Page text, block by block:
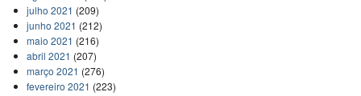
julho 2021 (209)
junho 2021 (212)
maio 2021 (216)
abril 2021 (207)
março 2021 (276)
fevereiro 2021 (223)